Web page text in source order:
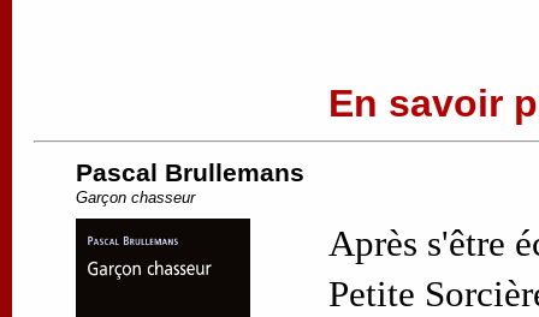
En savoir
Pascal Brullemans
Garçon chasseur
Après s'être
Petite